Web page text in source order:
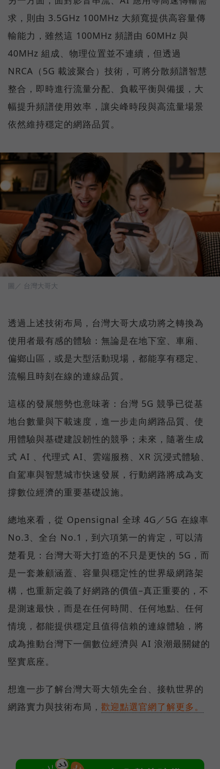
求，則由 3.5GHz 100MHz 大頻寬提供高容量傳
輸能力，雖然這 100MHz 頻譜由 60MHz 與
40MHz 組成、物理位置並不連續，但透過
NRCA（5G 載波聚合）技術，可將分散頻譜智慧
整合，即時進行流量分配、負載平衡與備援，大
幅提升頻譜使用效率，讓尖峰時段與高流量場景
依然維持穩定的網路品質。
圖／ 台灣大哥大
透過上述技術布局，台灣大哥大成功將之轉換為
使用者最有感的體驗：無論是在地下室、車廂、
偏鄉山區，或是大型活動現場，都能享有穩定、
流暢且時刻在線的連線品質。
這樣的發展態勢也意味著：台灣 5G 競爭已從基
地台數量與下載速度，進一步走向網路品質、使
用體驗與基礎建設韌性的競爭；未來，隨著生成
式 AI 、代理式 AI、雲端服務、XR 沉浸式體驗、
自駕車與智慧城市快速發展，行動網路將成為支
撐數位經濟的重要基礎設施。
總地來看，從 Opensignal 全球 4G／5G 在線率
No.3、全台 No.1，到六項第一的肯定，可以清
楚看見：台灣大哥大打造的不只是更快的 5G，而
是一套兼顧涵蓋、容量與穩定性的世界級網路架
構，也重新定義了好網路的價值–真正重要的，不
是測速最快，而是在任何時間、任何地點、任何
情境，都能提供穩定且值得信賴的連線體驗，將
成為推動台灣下一個數位經濟與 AI 浪潮最關鍵的
堅實底座。
想進一步了解台灣大哥大領先全台、接軌世界的
網路實力與技術布局， 歡迎點選官網了解更多。